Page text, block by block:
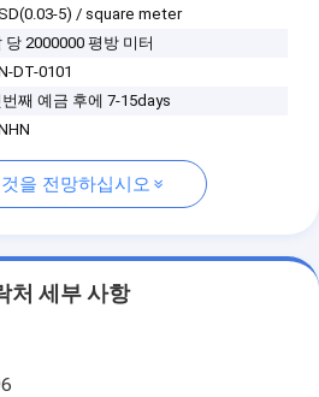
5) / square meter
당 2000000 평방 미터
DT-0101
번째 예금 후에 7-15days
을 전망하십시오
처 세부 사항